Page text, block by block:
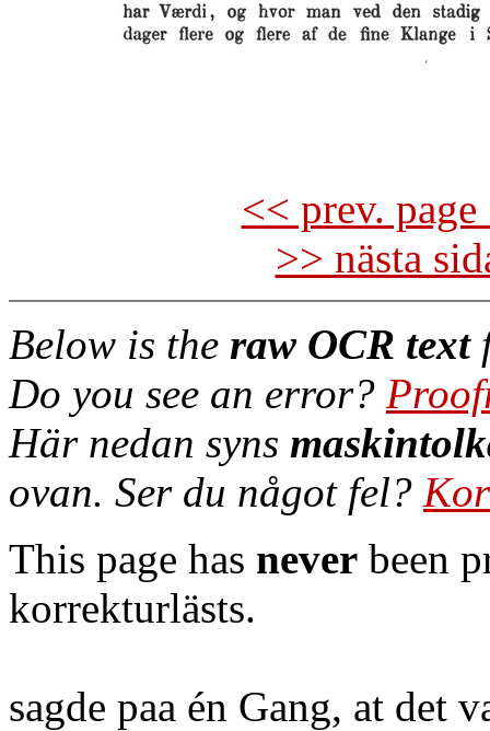
<< prev.
>> nästa
Below is the raw OCR text
Do you see an error?
Här nedan syns
ovan. Ser du något fel?
This page has never been
korrekturlästs.
sagde paa én Gang, at det